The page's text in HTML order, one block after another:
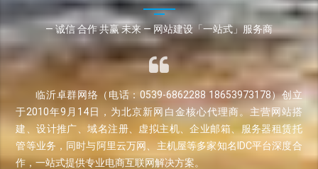
— 诚信 合作 共赢 未来 — 网站建设「一站式」服务商
临沂卓群网络（电话：0539-6862288 18653973178）创立
于2010年9月14日，为北京新网白金核心代理商。主营网站搭
建、设计推广、域名注册、虚拟主机、企业邮箱、服务器租赁托
管等业务，同时与阿里云万网、主机屋等多家知名IDC平台深度合
作，一站式提供专业电商互联网解决方案。